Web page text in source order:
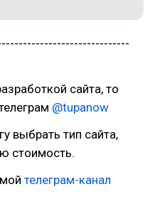
сайта, то
@tupanow
выбрать тип сайта,
стоимость.
телеграм-канал